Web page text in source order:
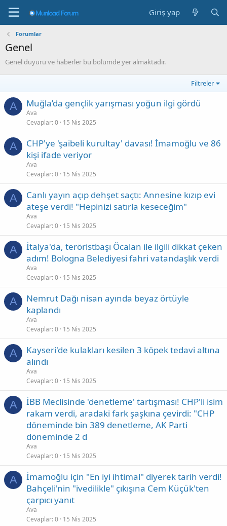
Giriş yap
Forumlar
Genel
Genel duyuru ve haberler bu bölümde yer almaktadır.
Filtreler
A Muğla’da gençlik yarışması yoğun ilgi gördü
Ava
Cevaplar 0 15 Nis 2025
A
CHP'ye 'şaibeli kurultay' davası! İmamoğlu ve 86
kişi ifade veriyor
Ava
Cevaplar 0 15 Nis 2025
A
Canlı yayın açıp dehşet saçtı: Annesine kızıp evi
ateşe verdi! "Hepinizi satırla keseceğim"
Ava
Cevaplar 0 15 Nis 2025
A
İtalya'da, teröristbaşı Öcalan ile ilgili dikkat çeken
adım! Bologna Belediyesi fahri vatandaşlık verdi
Ava
Cevaplar 0 15 Nis 2025
A
Nemrut Dağı nisan ayında beyaz örtüyle
kaplandı
Ava
Cevaplar 0 15 Nis 2025
A
Kayseri'de kulakları kesilen 3 köpek tedavi altına
alındı
Ava
Cevaplar 0 15 Nis 2025
A
İBB Meclisinde 'denetleme' tartışması! CHP'li isim
rakam verdi, aradaki fark şaşkına çevirdi: "CHP
döneminde bin 389 denetleme, AK Parti
döneminde 2 d
Ava
Cevaplar 0 15 Nis 2025
A
İmamoğlu için "En iyi ihtimal" diyerek tarih verdi!
Bahçeli'nin "ivedilikle" çıkışına Cem Küçük'ten
çarpıcı yanıt
Ava
Cevaplar 0 15 Nis 2025